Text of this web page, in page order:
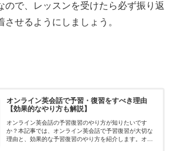
ので、レッスンを受けたら必ず振り返
させるようにしましょう。
オンライン英会話で予習・復習をすべき理由
【効果的なやり方も解説】
オンライン英会話の予習復習のやり方が知りたいです
か？本記事では、オンライン英会話で予習復習が大切な
理由と、効果的な予習復習のやり方を紹介します。オン